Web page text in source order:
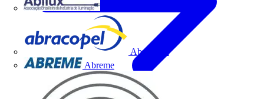
Abracopel
Abreme